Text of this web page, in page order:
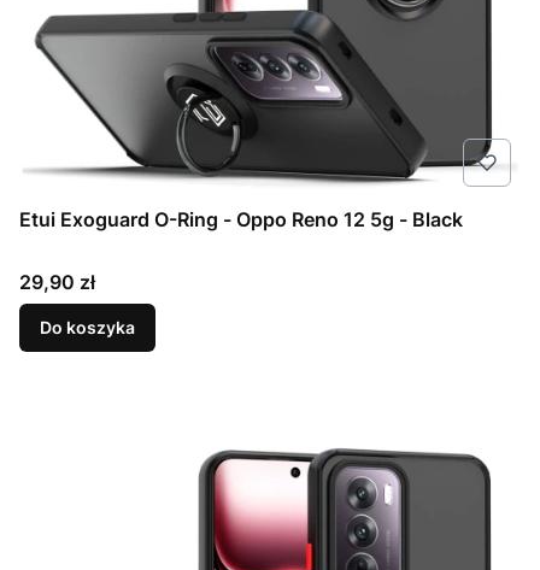
Etui Exoguard O-Ring - Oppo Reno 12 5g - Black
Cena
29,90 zł
Do koszyka